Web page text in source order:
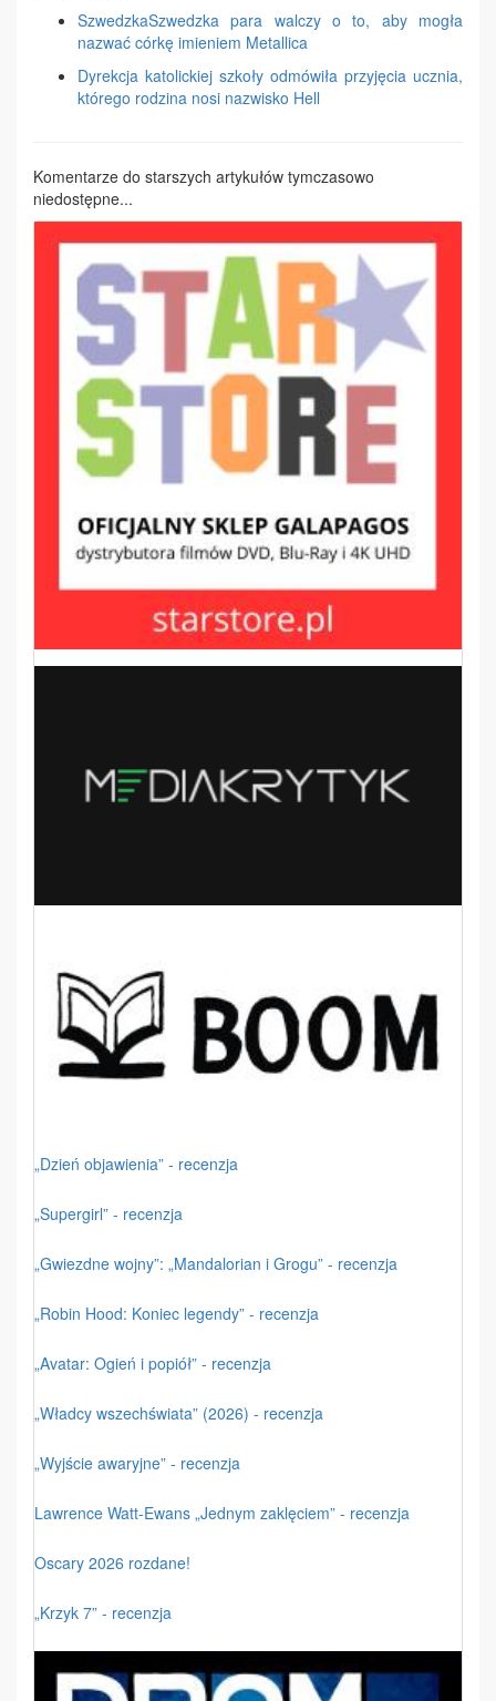
SzwedzkaSzwedzka para walczy o to, aby mogła
nazwać córkę imieniem Metallica
Dyrekcja katolickiej szkoły odmówiła przyjęcia ucznia,
którego rodzina nosi nazwisko Hell
Komentarze do starszych artykułów tymczasowo
niedostępne...
„Dzień objawienia” - recenzja
„Supergirl” - recenzja
„Gwiezdne wojny”: „Mandalorian i Grogu” - recenzja
„Robin Hood: Koniec legendy” - recenzja
„Avatar: Ogień i popiół” - recenzja
„Władcy wszechświata” (2026) - recenzja
„Wyjście awaryjne” - recenzja
Lawrence Watt-Ewans „Jednym zaklęciem” - recenzja
Oscary 2026 rozdane!
„Krzyk 7” - recenzja